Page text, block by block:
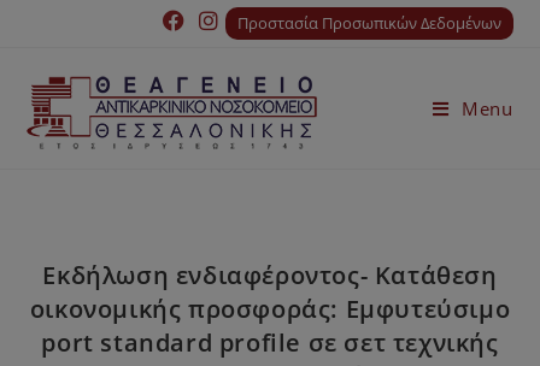
Προστασία Προσωπικών Δεδομένων
Menu
Εκδήλωση ενδιαφέροντος- Κατάθεση
οικονομικής προσφοράς: Εμφυτεύσιμο
port standard profile σε σετ τεχνικής